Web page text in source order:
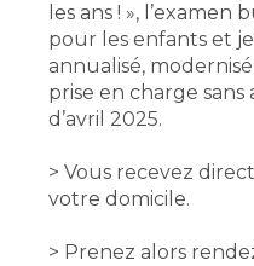
les ans ! »,
pour les enfants et
annualisé,
prise en charge sans
d’avril 2025.
> Vous recevez
votre domicile.
> Prenez alors